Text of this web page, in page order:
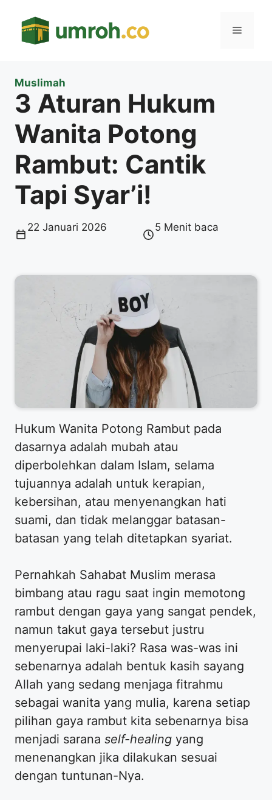
Menu
Muslimah
3 Aturan Hukum
Wanita Potong
Rambut: Cantik
Tapi Syar’i!
22 Januari 2026 5 Menit baca
​Hukum Wanita Potong Rambut pada
dasarnya adalah mubah atau
diperbolehkan dalam Islam, selama
tujuannya adalah untuk kerapian,
kebersihan, atau menyenangkan hati
suami, dan tidak melanggar batasan-
batasan yang telah ditetapkan syariat.
Pernahkah Sahabat Muslim merasa
bimbang atau ragu saat ingin memotong
rambut dengan gaya yang sangat pendek,
namun takut gaya tersebut justru
menyerupai laki-laki? Rasa was-was ini
sebenarnya adalah bentuk kasih sayang
Allah yang sedang menjaga fitrahmu
sebagai wanita yang mulia, karena setiap
pilihan gaya rambut kita sebenarnya bisa
menjadi sarana self-healing yang
menenangkan jika dilakukan sesuai
dengan tuntunan-Nya.